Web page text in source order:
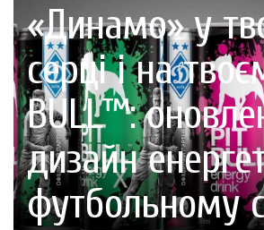
«Динамо» у
серці і на
BULL™:
дизайн
футбольному